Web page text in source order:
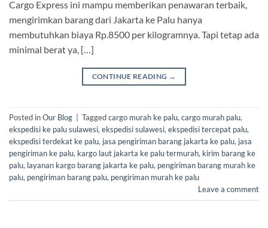
Cargo Express ini mampu memberikan penawaran terbaik,
mengirimkan barang dari Jakarta ke Palu hanya
membutuhkan biaya Rp.8500 per kilogramnya. Tapi tetap ada
minimal berat ya, […]
CONTINUE READING →
Posted inOur Blog Taggedcargo murah ke palu, cargo murah palu,
ekspedisi ke palu sulawesi, ekspedisi sulawesi, ekspedisi tercepat palu,
ekspedisi terdekat ke palu, jasa pengiriman barang jakarta ke palu, jasa
pengiriman ke palu, kargo laut jakarta ke palu termurah, kirim barang ke
palu, layanan kargo barang jakarta ke palu, pengiriman barang murah ke
palu, pengiriman barang palu, pengiriman murah ke palu
Leave a comment